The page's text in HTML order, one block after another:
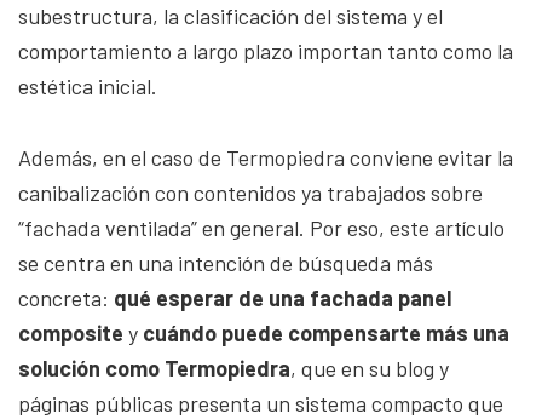
subestructura, la clasificación del sistema y el
comportamiento a largo plazo importan tanto como la
estética inicial.
Además, en el caso de Termopiedra conviene evitar la
canibalización con contenidos ya trabajados sobre
“fachada ventilada” en general. Por eso, este artículo
se centra en una intención de búsqueda más
concreta: qué esperar de una fachada panel
composite y cuándo puede compensarte más una
solución como Termopiedra, que en su blog y
páginas públicas presenta un sistema compacto que